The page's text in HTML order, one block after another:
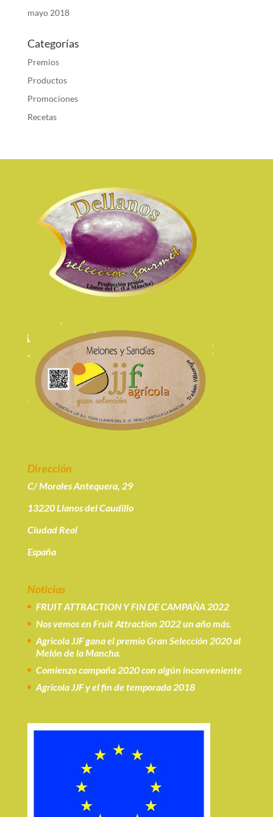
mayo 2018
Categorías
Premios
Productos
Promociones
Recetas
Dirección
C/ Morales Antequera, 29
13220 Llanos del Caudillo
Ciudad Real
España
Noticias
FRUIT ATTRACTION Y FIN DE CAMPAÑA 2022
Nos vemos en Fruit Attraction 2022 un año más.
Agricola JJF gana el premio Gran Selección 2020 al
Melón de la Mancha.
Comienzo campaña 2020 con algún inconveniente
Agricola JJF y el fin de temporada 2018